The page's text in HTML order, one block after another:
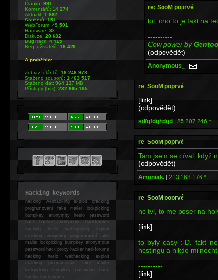
re: SooM poprvé
lol, ono to je fakt na
----------
Cow power byGentoo
(odpovědět)
Anonymous_ |
re: SooM poprvé
[link]
(odpovědět)
sdfgfdghdgd | 85.207.246.*
re: SooM poprvé
Tam jsem se díval, když
(odpovědět)
Amoniak. | 213.168.176.*
re: SooM poprvé
no tvl, to me poser na
[link]
to byly casy :-D. fakt
hostingu a nikdo mi
----------
[link]
Článků:991
Komentářů:14 274
Aktualit:1 862
Souborů:151
WebForum:49 501
Hardware:38
Diskuze:20 632
BugTrack:4 415
Reg. uživatelů:16 426
A proběhlo:
Zobraz. článků:18 248 978
Staženo souborů:1 463 517
Staženo dat:964 137MB
Přístupy (hits):232 695 195
Hacking keywords
hackingwebhacking exploit cracking
programování fake mailer lockpicking
bumpkey anonymity heslo password
hackhacker anonymous hackforums
hackingheslo webhacking exploit
cracking anonymity programování fake
mailer lockpicking bumpkey anonymous
password hack proxy hacker hackforums
hacking heslo webhacking exploit
cracking programování fake mailer
lockpicking bumpkey password hack
hackerhackforums